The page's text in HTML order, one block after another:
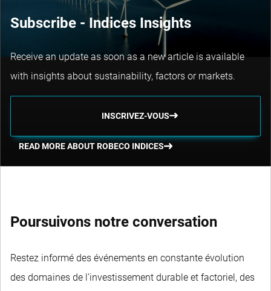
Subscribe - Indices Insights
Receive an update as soon as a new article is available
with insights about sustainability, factors or markets.
INSCRIVEZ-VOUS
READ MORE ABOUT ROBECO INDICES
Poursuivons notre conversation
Restez informé des événements en constante évolution
des domaines de l'investissement durable et factoriel, des